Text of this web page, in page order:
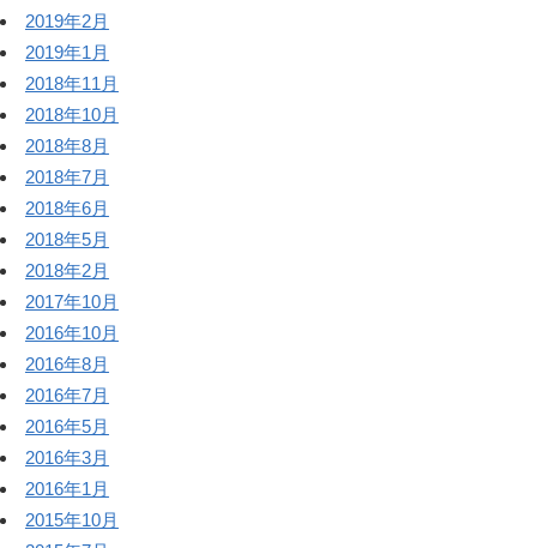
2019年2月
2019年1月
2018年11月
2018年10月
2018年8月
2018年7月
2018年6月
2018年5月
2018年2月
2017年10月
2016年10月
2016年8月
2016年7月
2016年5月
2016年3月
2016年1月
2015年10月